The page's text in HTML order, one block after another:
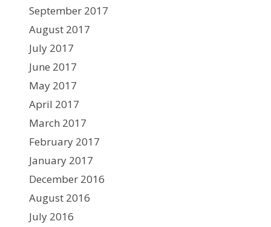
September 2017
August 2017
July 2017
June 2017
May 2017
April 2017
March 2017
February 2017
January 2017
December 2016
August 2016
July 2016